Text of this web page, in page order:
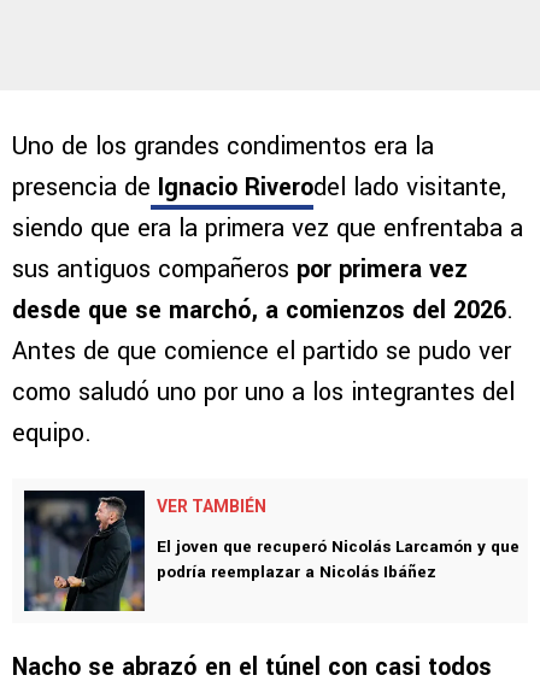
Uno de los grandes condimentos era la
presencia de Ignacio Riverodel lado visitante,
siendo que era la primera vez que enfrentaba a
sus antiguos compañeros por primera vez
desde que se marchó, a comienzos del 2026.
Antes de que comience el partido se pudo ver
como saludó uno por uno a los integrantes del
equipo.
VER TAMBIÉN
El joven que recuperó Nicolás Larcamón y que
podría reemplazar a Nicolás Ibáñez
Nacho se abrazó en el túnel con casi todos